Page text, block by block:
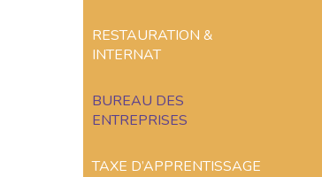
RESTAURATION &
INTERNAT
BUREAU DES
ENTREPRISES
TAXE D’APPRENTISSAGE